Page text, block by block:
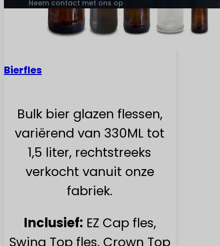
maat
Toonaangevende fabrikant van glazen flessen in
Neem contact met ons op
Bierfles
Bulk bier glazen flessen,
variërend van 330ML tot
1,5 liter, rechtstreeks
verkocht vanuit onze
fabriek.
Inclusief: EZ Cap fles,
Swing Top fles, Crown Top